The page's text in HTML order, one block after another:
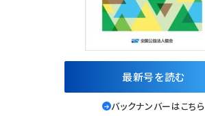
最新号を読む
バックナンバーはこちら